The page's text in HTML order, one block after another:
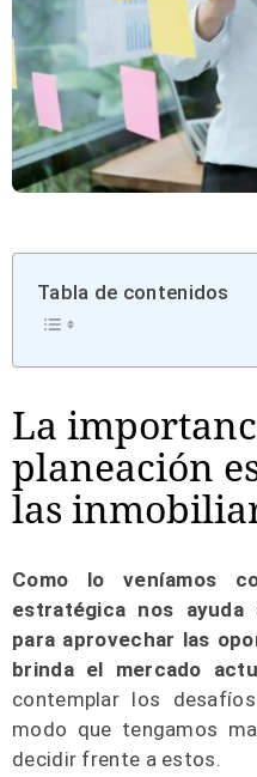
Tabla de contenidos
La
planeación
las
Como lo veníamos
estratégica nos
para aprovechar las
brinda el mercado
contemplar los
modo que tengamos
decidir frente a estos.